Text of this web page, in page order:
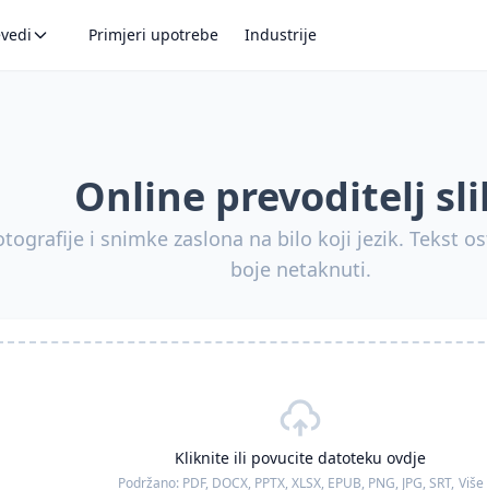
Primjeri upotrebe Industrije
Online prevoditelj
i snimke zaslona na bilo koji jezik. Tekst
boje netaknuti.
Kliknite ili povucite datoteku ovdje
Podržano: PDF, DOCX, PPTX, XLSX, EPUB, PNG, JPG, SRT, Više